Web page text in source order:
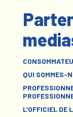
QUI SOMMES-
L’OFFICIEL DE